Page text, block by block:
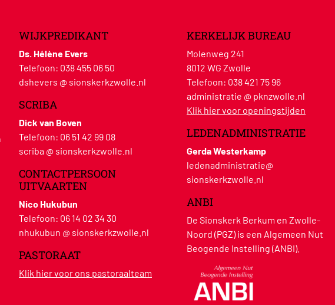
WIJKPREDIKANT
Ds. Hélène Evers
Telefoon: 038 455 06 50
dshevers @ sionskerkzwolle.nl
SCRIBA
Dick van Boven
Telefoon: 06 51 42 99 08
scriba @ sionskerkzwolle.nl
CONTACTPERSOON
UITVAARTEN
Nico Hukubun
Telefoon: 06 14 02 34 30
nhukubun @ sionskerkzwolle.nl
PASTORAAT
Klik hier voor ons pastoraalteam
KERKELIJK BUREAU
Molenweg 241
8012 WG Zwolle
Telefoon: 038 421 75 96
administratie @ pknzwolle.nl
Klik hier voor openingstijden
LEDENADMINISTRATIE
Gerda Westerkamp
ledenadministratie@
sionskerkzwolle.nl
ANBI
De Sionskerk Berkum en Zwolle-
Noord (PGZ) is een Algemeen Nut
Beogende Instelling (ANBI).